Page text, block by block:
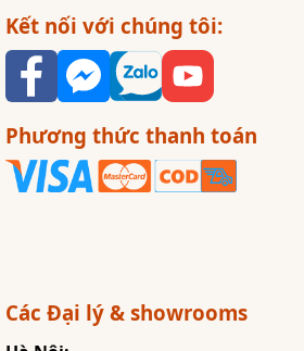
Kết nối với chúng tôi:
Phương thức thanh toán
Các Đại lý & showrooms